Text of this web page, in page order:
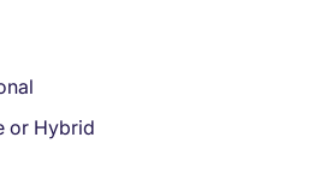
or Hybrid